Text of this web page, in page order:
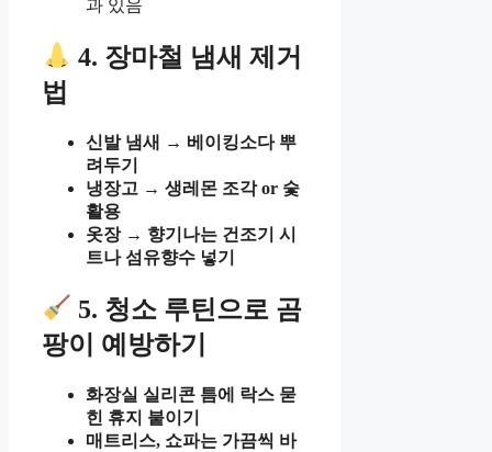
과 있음
4. 장마철 냄새 제거
법
신발 냄새 → 베이킹소다 뿌
려두기
냉장고 → 생레몬 조각 or 숯
활용
옷장 → 향기나는 건조기 시
트나 섬유향수 넣기
5. 청소 루틴으로 곰
팡이 예방하기
화장실 실리콘 틈에 락스 묻
힌 휴지 붙이기
매트리스, 쇼파는 가끔씩 바